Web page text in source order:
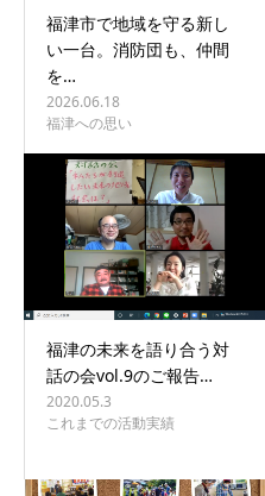
福津市で地域を守る新し
い一台。消防団も、仲間
を…
2026.06.18
福津への思い
福津の未来を語り合う対
話の会vol.9のご報告…
2020.05.3
これまでの活動実績